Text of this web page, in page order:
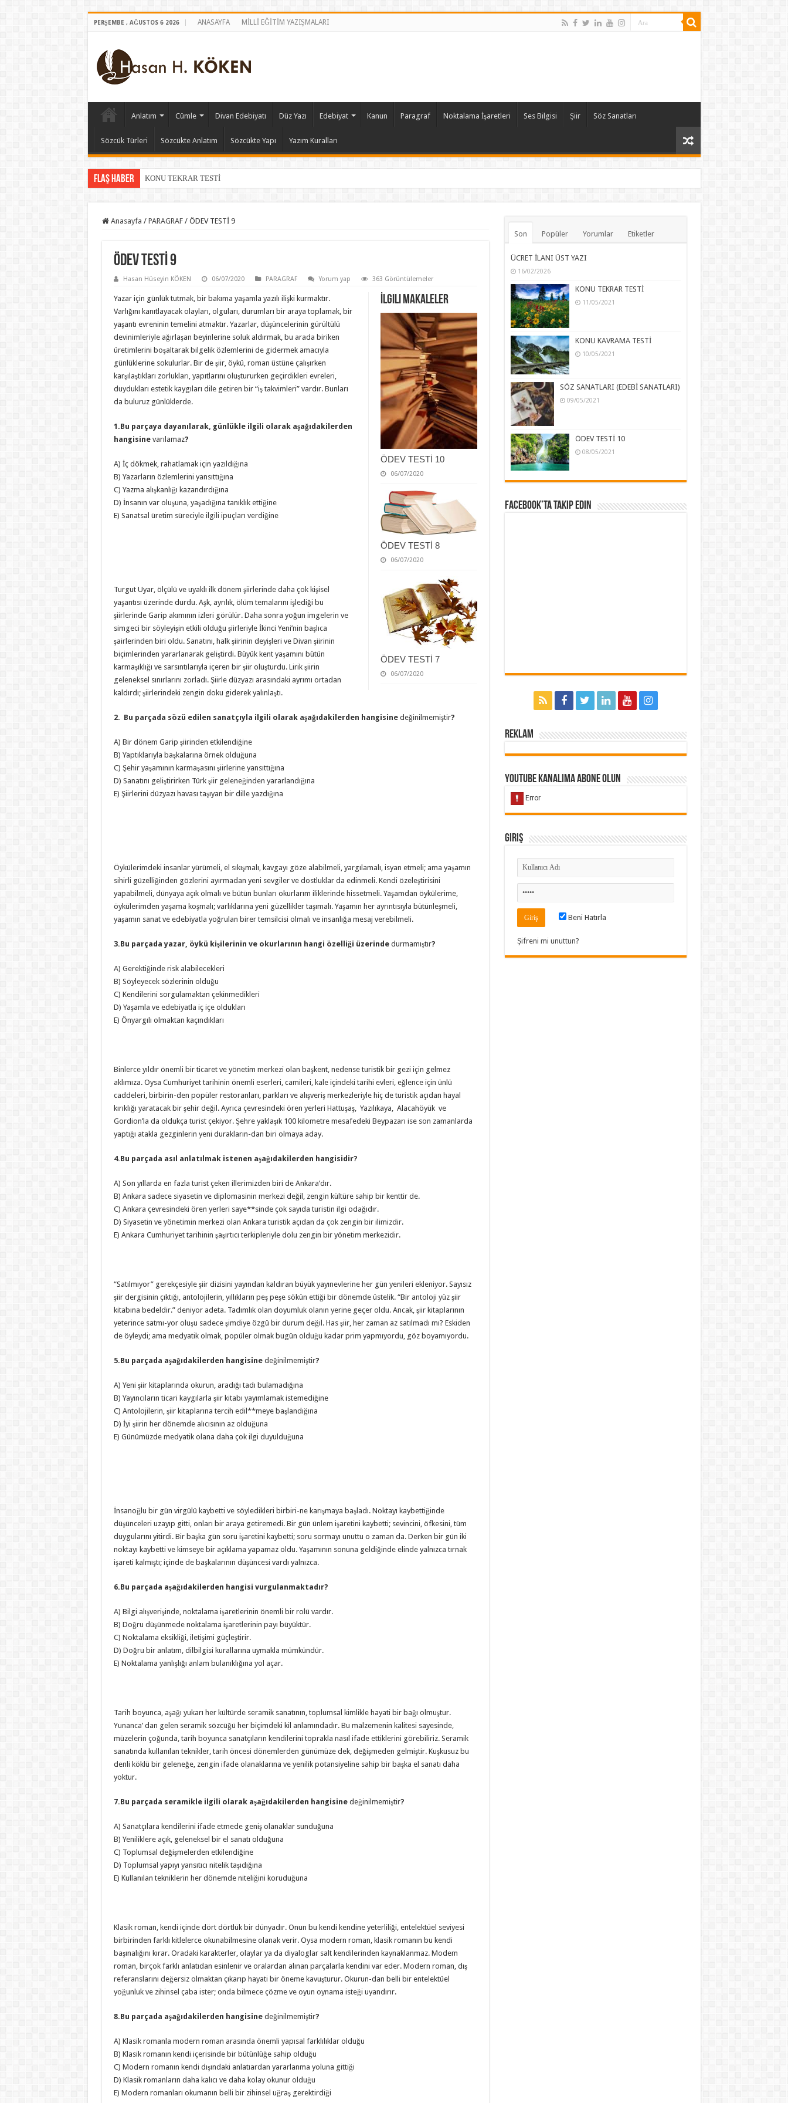
PERŞEMBE , AĞUSTOS 6 2026 ANASAYFA MİLLİ EĞİTİM YAZIŞMALARI
Anlatım Cümle Divan Edebiyatı Düz Yazı Edebiyat Kanun Paragraf Noktalama İşaretleri Ses Bilgisi Şiir Söz Sanatları
Sözcük Türleri Sözcükte Anlatım Sözcükte Yapı Yazım Kuralları
Flaş Haber KONU TEKRAR TESTİ
Anasayfa / PARAGRAF / ÖDEV TESTİ 9
ÖDEV TESTİ 9
Hasan Hüseyin KÖKEN 06/07/2020 PARAGRAF Yorum yap 363 Görüntülemeler
İlgili Makaleler
ÖDEV TESTİ 10
06/07/2020
ÖDEV TESTİ 8
06/07/2020
ÖDEV TESTİ 7
06/07/2020
Yazar için günlük tutmak, bir bakıma yaşamla yazılı ilişki kurmaktır.
Varlığını kanıtlayacak olayları, olguları, durumları bir araya toplamak, bir
yaşantı evreninin temelini atmaktır. Yazarlar, düşüncelerinin gürültülü
devinimleriyle ağırlaşan beyinlerine soluk aldırmak, bu arada biriken
üretimlerini boşaltarak bilgelik özlemlerini de gidermek amacıyla
günlüklerine sokulurlar. Bir de şiir, öykü, roman üstüne çalışırken
karşılaştıkları zorlukları, yapıtlarını oluştururken geçirdikleri evreleri,
duydukları estetik kaygıları dile getiren bir “iş takvimleri” vardır. Bunları
da buluruz günlüklerde.
1.Bu parçaya dayanılarak, günlükle ilgili olarak aşağıdakilerden
hangisinevarılamaz?
A) İç dökmek, rahatlamak için yazıldığına
B) Yazarların özlemlerini yansıttığına
C) Yazma alışkanlığı kazandırdığına
D) İnsanın var oluşuna, yaşadığına tanıklık ettiğine
E) Sanatsal üretim süreciyle ilgili ipuçları verdiğine
Turgut Uyar, ölçülü ve uyaklı ilk dönem şiirlerinde daha çok kişisel
yaşantısı üzerinde durdu. Aşk, ayrılık, ölüm temalarını işlediği bu
şiirlerinde Garip akımının izleri görülür. Daha sonra yoğun imgelerin ve
simgeci bir söyleyişin etkili olduğu şiirleriyle İkinci Yeni’nin başlıca
şairlerinden biri oldu. Sanatını, halk şiirinin deyişleri ve Divan şiirinin
biçimlerinden yararlanarak geliştirdi. Büyük kent yaşamını bütün
karmaşıklığı ve sarsıntılarıyla içeren bir şiir oluşturdu. Lirik şiirin
geleneksel sınırlarını zorladı. Şiirle düzyazı arasındaki ayrımı ortadan
kaldırdı; şiirlerindeki zengin doku giderek yalınlaştı.
2. Bu parçada sözü edilen sanatçıyla ilgili olarak aşağıdakilerden hangisinedeğinilmemiştir?
A) Bir dönem Garip şiirinden etkilendiğine
B) Yaptıklarıyla başkalarına örnek olduğuna
C) Şehir yaşamının karmaşasını şiirlerine yansıttığına
D) Sanatını geliştirirken Türk şiir geleneğinden yararlandığına
E) Şiirlerini düzyazı havası taşıyan bir dille yazdığına
Öykülerimdeki insanlar yürümeli, el sıkışmalı, kavgayı göze alabilmeli, yargılamalı, isyan etmeli; ama yaşamın
sihirli güzelliğinden gözlerini ayırmadan yeni sevgiler ve dostluklar da edinmeli. Kendi özeleştirisini
yapabilmeli, dünyaya açık olmalı ve bütün bunları okurlarım iliklerinde hissetmeli. Yaşamdan öykülerime,
öykülerimden yaşama koşmalı; varlıklarına yeni güzellikler taşımalı. Yaşamın her ayrıntısıyla bütünleşmeli,
yaşamın sanat ve edebiyatla yoğrulan birer temsilcisi olmalı ve insanlığa mesaj verebilmeli.
3.Bu parçada yazar, öykü kişilerinin ve okurlarının hangi özelliği üzerindedurmamıştır?
A) Gerektiğinde risk alabilecekleri
B) Söyleyecek sözlerinin olduğu
C) Kendilerini sorgulamaktan çekinmedikleri
D) Yaşamla ve edebiyatla iç içe oldukları
E) Önyargılı olmaktan kaçındıkları
Binlerce yıldır önemli bir ticaret ve yönetim merkezi olan başkent, nedense turistik bir gezi için gelmez
aklımıza. Oysa Cumhuriyet tarihinin önemli eserleri, camileri, kale içindeki tarihi evleri, eğlence için ünlü
caddeleri, birbirin-den popüler restoranları, parkları ve alışveriş merkezleriyle hiç de turistik açıdan hayal
kırıklığı yaratacak bir şehir değil. Ayrıca çevresindeki ören yerleri Hattuşaş, Yazılıkaya, Alacahöyük ve
Gordion’la da oldukça turist çekiyor. Şehre yaklaşık 100 kilometre mesafedeki Beypazarı ise son zamanlarda
yaptığı atakla gezginlerin yeni durakların-dan biri olmaya aday.
4.Bu parçada asıl anlatılmak istenen aşağıdakilerden hangisidir?
A) Son yıllarda en fazla turist çeken illerimizden biri de Ankara’dır.
B) Ankara sadece siyasetin ve diplomasinin merkezi değil, zengin kültüre sahip bir kenttir de.
C) Ankara çevresindeki ören yerleri saye**sinde çok sayıda turistin ilgi odağıdır.
D) Siyasetin ve yönetimin merkezi olan Ankara turistik açıdan da çok zengin bir ilimizdir.
E) Ankara Cumhuriyet tarihinin şaşırtıcı terkipleriyle dolu zengin bir yönetim merkezidir.
“Satılmıyor” gerekçesiyle şiir dizisini yayından kaldıran büyük yayınevlerine her gün yenileri ekleniyor. Sayısız
şiir dergisinin çıktığı, antolojilerin, yıllıkların peş peşe sökün ettiği bir dönemde üstelik. “Bir antoloji yüz şiir
kitabına bedeldir.” deniyor adeta. Tadımlık olan doyumluk olanın yerine geçer oldu. Ancak, şiir kitaplarının
yeterince satmı-yor oluşu sadece şimdiye özgü bir durum değil. Has şiir, her zaman az satılmadı mı? Eskiden
de öyleydi; ama medyatik olmak, popüler olmak bugün olduğu kadar prim yapmıyordu, göz boyamıyordu.
5.Bu parçada aşağıdakilerden hangisinedeğinilmemiştir?
A) Yeni şiir kitaplarında okurun, aradığı tadı bulamadığına
B) Yayıncıların ticari kaygılarla şiir kitabı yayımlamak istemediğine
C) Antolojilerin, şiir kitaplarına tercih edil**meye başlandığına
D) İyi şiirin her dönemde alıcısının az olduğuna
E) Günümüzde medyatik olana daha çok ilgi duyulduğuna
İnsanoğlu bir gün virgülü kaybetti ve söyledikleri birbiri-ne karışmaya başladı. Noktayı kaybettiğinde
düşünceleri uzayıp gitti, onları bir araya getiremedi. Bir gün ünlem işaretini kaybetti; sevincini, öfkesini, tüm
duygularını yitirdi. Bir başka gün soru işaretini kaybetti; soru sormayı unuttu o zaman da. Derken bir gün iki
noktayı kaybetti ve kimseye bir açıklama yapamaz oldu. Yaşamının sonuna geldiğinde elinde yalnızca tırnak
işareti kalmıştı; içinde de başkalarının düşüncesi vardı yalnızca.
6.Bu parçada aşağıdakilerden hangisi vurgulanmaktadır?
A) Bilgi alışverişinde, noktalama işaretlerinin önemli bir rolü vardır.
B) Doğru düşünmede noktalama işaretlerinin payı büyüktür.
C) Noktalama eksikliği, iletişimi güçleştirir.
D) Doğru bir anlatım, dilbilgisi kurallarına uymakla mümkündür.
E) Noktalama yanlışlığı anlam bulanıklığına yol açar.
Tarih boyunca, aşağı yukarı her kültürde seramik sanatının, toplumsal kimlikle hayati bir bağı olmuştur.
Yunanca’ dan gelen seramik sözcüğü her biçimdeki kil anlamındadır. Bu malzemenin kalitesi sayesinde,
müzelerin çoğunda, tarih boyunca sanatçıların kendilerini toprakla nasıl ifade ettiklerini görebiliriz. Seramik
sanatında kullanılan teknikler, tarih öncesi dönemlerden günümüze dek, değişmeden gelmiştir. Kuşkusuz bu
denli köklü bir geleneğe, zengin ifade olanaklarına ve yenilik potansiyeline sahip bir başka el sanatı daha
yoktur.
7.Bu parçada seramikle ilgili olarak aşağıdakilerden hangisinedeğinilmemiştir?
A) Sanatçılara kendilerini ifade etmede geniş olanaklar sunduğuna
B) Yeniliklere açık, geleneksel bir el sanatı olduğuna
C) Toplumsal değişmelerden etkilendiğine
D) Toplumsal yapıyı yansıtıcı nitelik taşıdığına
E) Kullanılan tekniklerin her dönemde niteliğini koruduğuna
Klasik roman, kendi içinde dört dörtlük bir dünyadır. Onun bu kendi kendine yeterliliği, entelektüel seviyesi
birbirinden farklı kitlelerce okunabilmesine olanak verir. Oysa modern roman, klasik romanın bu kendi
başınalığını kırar. Oradaki karakterler, olaylar ya da diyaloglar salt kendilerinden kaynaklanmaz. Modem
roman, birçok farklı anlatıdan esinlenir ve oralardan alınan parçalarla kendini var eder. Modern roman, dış
referanslarını değersiz olmaktan çıkarıp hayati bir öneme kavuşturur. Okurun-dan belli bir entelektüel
yoğunluk ve zihinsel çaba ister; onda bilmece çözme ve oyun oynama isteği uyandırır.
8.Bu parçada aşağıdakilerden hangisinedeğinilmemiştir?
A) Klasik romanla modern roman arasında önemli yapısal farklılıklar olduğu
B) Klasik romanın kendi içerisinde bir bütünlüğe sahip olduğu
C) Modern romanın kendi dışındaki anlatıardan yararlanma yoluna gittiği
D) Klasik romanların daha kalıcı ve daha kolay okunur olduğu
E) Modern romanları okumanın belli bir zihinsel uğraş gerektirdiği
Son Popüler Yorumlar Etiketler
ÜCRET İLANI ÜST YAZI
16/02/2026
KONU TEKRAR TESTİ
11/05/2021
KONU KAVRAMA TESTİ
10/05/2021
SÖZ SANATLARI (EDEBİ SANATLARI)
09/05/2021
ÖDEV TESTİ 10
08/05/2021
Facebook’ta Takip Edin
Reklam
Youtube Kanalıma Abone Olun
Giriş
Beni Hatırla
Şifreni mi unuttun?